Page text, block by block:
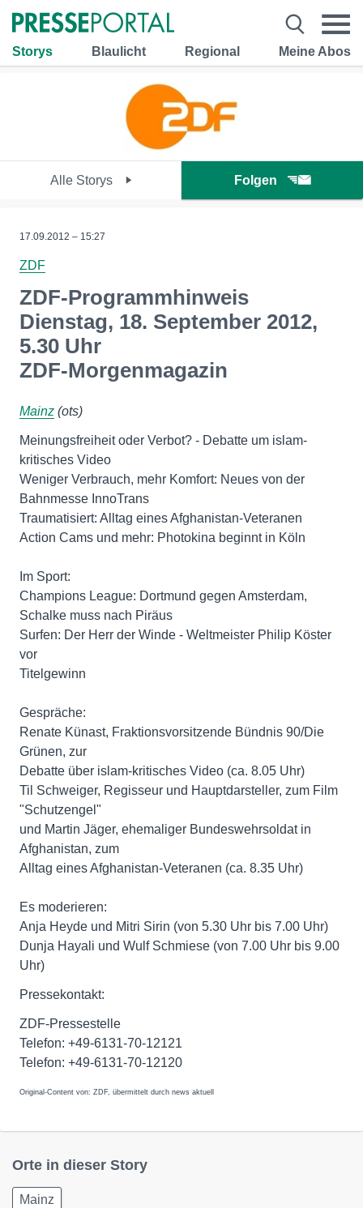
Storys Blaulicht Regional Meine Abos
Alle Storys Folgen
17.09.2012 – 15:27
ZDF
ZDF-Programmhinweis
Dienstag, 18. September 2012,
5.30 Uhr
ZDF-Morgenmagazin
Mainz (ots)
Meinungsfreiheit oder Verbot? - Debatte um islam-
kritisches Video
Weniger Verbrauch, mehr Komfort: Neues von der
Bahnmesse InnoTrans
Traumatisiert: Alltag eines Afghanistan-Veteranen
Action Cams und mehr: Photokina beginnt in Köln
Im Sport:
Champions League: Dortmund gegen Amsterdam,
Schalke muss nach Piräus
Surfen: Der Herr der Winde - Weltmeister Philip Köster
vor
Titelgewinn
Gespräche:
Renate Künast, Fraktionsvorsitzende Bündnis 90/Die
Grünen, zur
Debatte über islam-kritisches Video (ca. 8.05 Uhr)
Til Schweiger, Regisseur und Hauptdarsteller, zum Film
"Schutzengel"
und Martin Jäger, ehemaliger Bundeswehrsoldat in
Afghanistan, zum
Alltag eines Afghanistan-Veteranen (ca. 8.35 Uhr)
Es moderieren:
Anja Heyde und Mitri Sirin (von 5.30 Uhr bis 7.00 Uhr)
Dunja Hayali und Wulf Schmiese (von 7.00 Uhr bis 9.00
Uhr)
Pressekontakt:
ZDF-Pressestelle
Telefon: +49-6131-70-12121
Telefon: +49-6131-70-12120
Original-Content von: ZDF, übermittelt durch news aktuell
Orte in dieser Story
Mainz